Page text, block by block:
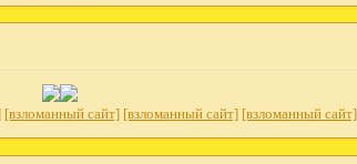
[взломанный сайт] [взломанный сайт] [взломанный сайт]